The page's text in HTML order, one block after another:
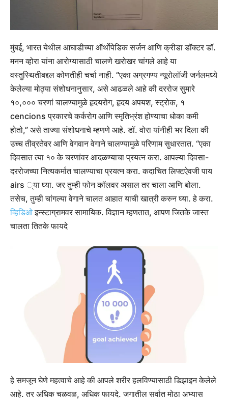
मुंबई, भारत येथील आघाडीच्या ऑर्थोपेडिक सर्जन आणि क्रीडा डॉक्टर डॉ.
मनन व्होरा यांना आरोग्यासाठी चालणे खरोखर चांगले आहे या
वस्तुस्थितीबद्दल कोणतीही चर्चा नाही. “एका अग्रगण्य न्यूरोलॉजी जर्नलमध्ये
केलेल्या मोठ्या संशोधनानुसार, असे आढळले आहे की दररोज सुमारे
१०,००० चरणां चालण्यामुळे हृदयरोग, हृदय अपयश, स्ट्रोक, १
cencions प्रकारचे कर्करोग आणि स्मृतिभ्रंश होण्याचा धोका कमी
होतो,” असे ताज्या संशोधनाचे म्हणणे आहे. डॉ. वोरा यांनीही भर दिला की
उच्च तीव्रतेवर आणि वेगवान वेगाने चालण्यामुळे परिणाम सुधारतात. “एका
दिवसात त्या १० के चरणांवर आदळण्याचा प्रयत्न करा. आपल्या दिवसा-
दररोजच्या नित्यकर्मात चालण्याचा प्रयत्न करा. कदाचित लिफ्टऐवजी पाय
airs ्या घ्या. जर तुम्ही फोन कॉलवर असाल तर चाला आणि बोला.
तसेच, तुम्ही चांगल्या वेगाने चालत आहात याची खात्री करुन घ्या. हे करा.
व्हिडिओइन्स्टाग्रामवर सामायिक.विज्ञान म्हणतात, आपण जितके जास्त
चालता तितके फायदे
हे समजून घेणे महत्वाचे आहे की आपले शरीर हलविण्यासाठी डिझाइन केलेले
आहे. तर अधिक चळवळ, अधिक फायदे. जगातील सर्वात मोठा अभ्यास